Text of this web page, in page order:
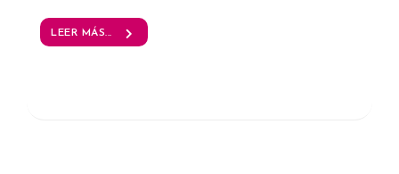
LEER MÁS...